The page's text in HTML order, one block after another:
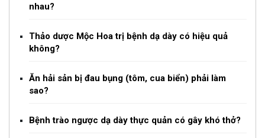
nhau?
Thảo dược Mộc Hoa trị bệnh dạ dày có hiệu quả
không?
Ăn hải sản bị đau bụng (tôm, cua biển) phải làm
sao?
Bệnh trào ngược dạ dày thực quản có gây khó thở?